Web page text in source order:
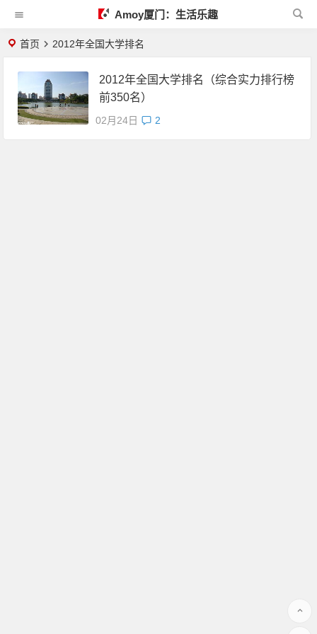
Amoy厦门：生活乐趣
首页 2012年全国大学排名
2012年全国大学排名（综合实力排行榜
前350名）
02月24日 2